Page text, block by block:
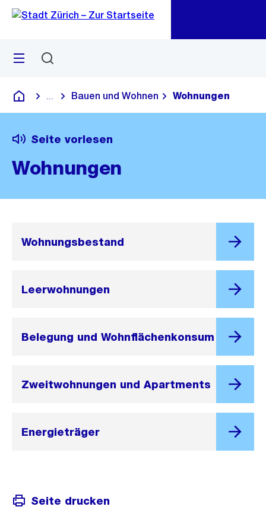
Navigation
Sprunglink
Menü
Deutsch
Blende alle Breadcrumbs ein
Bauen und Wohnen Wohnungen
Seite vorlesen
Wohnungen
Wohnungsbestand
Leerwohnungen
Belegung und Wohnflächenkonsum
Zweitwohnungen und Apartments
Energieträger
Seite drucken